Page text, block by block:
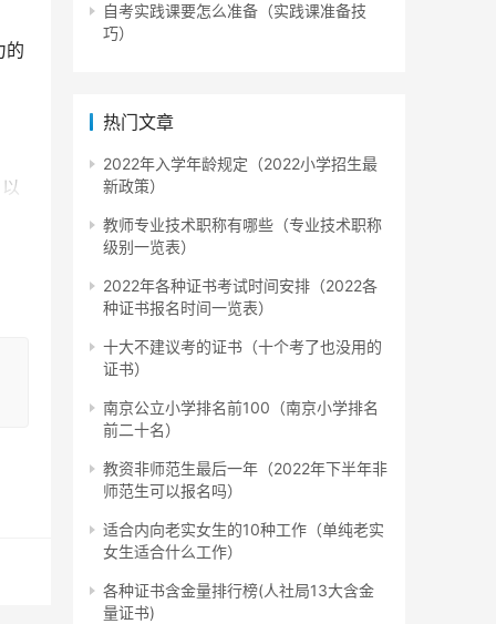
的
自考实践课要怎么准备（实践课准备技
巧）
热门文章
2022年入学年龄规定（2022小学招生最
新政策）
教师专业技术职称有哪些（专业技术职称
级别一览表）
2022年各种证书考试时间安排（2022各
种证书报名时间一览表）
十大不建议考的证书（十个考了也没用的
证书）
南京公立小学排名前100（南京小学排名
前二十名）
教资非师范生最后一年（2022年下半年非
师范生可以报名吗）
适合内向老实女生的10种工作（单纯老实
女生适合什么工作）
各种证书含金量排行榜(人社局13大含金
量证书)